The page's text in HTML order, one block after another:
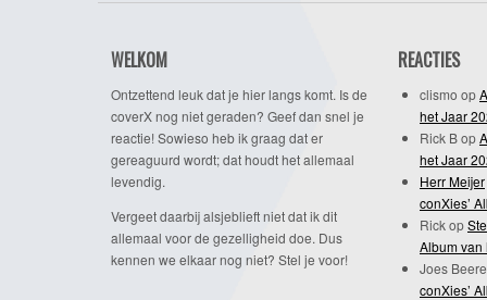
WELKOM
Ontzettend leuk dat je hier langs komt. Is de
coverX nog niet geraden? Geef dan snel je
reactie! Sowieso heb ik graag dat er
gereaguurd wordt; dat houdt het allemaal
levendig.
Vergeet daarbij alsjeblieft niet dat ik dit
allemaal voor de gezelligheid doe. Dus
kennen we elkaar nog niet? Stel je voor!
REACTIES
clismo op
het Jaar
Rick Bop
het Jaar
Herr Meijer
conXies’
Rickop
Album van
Joes
conXies’